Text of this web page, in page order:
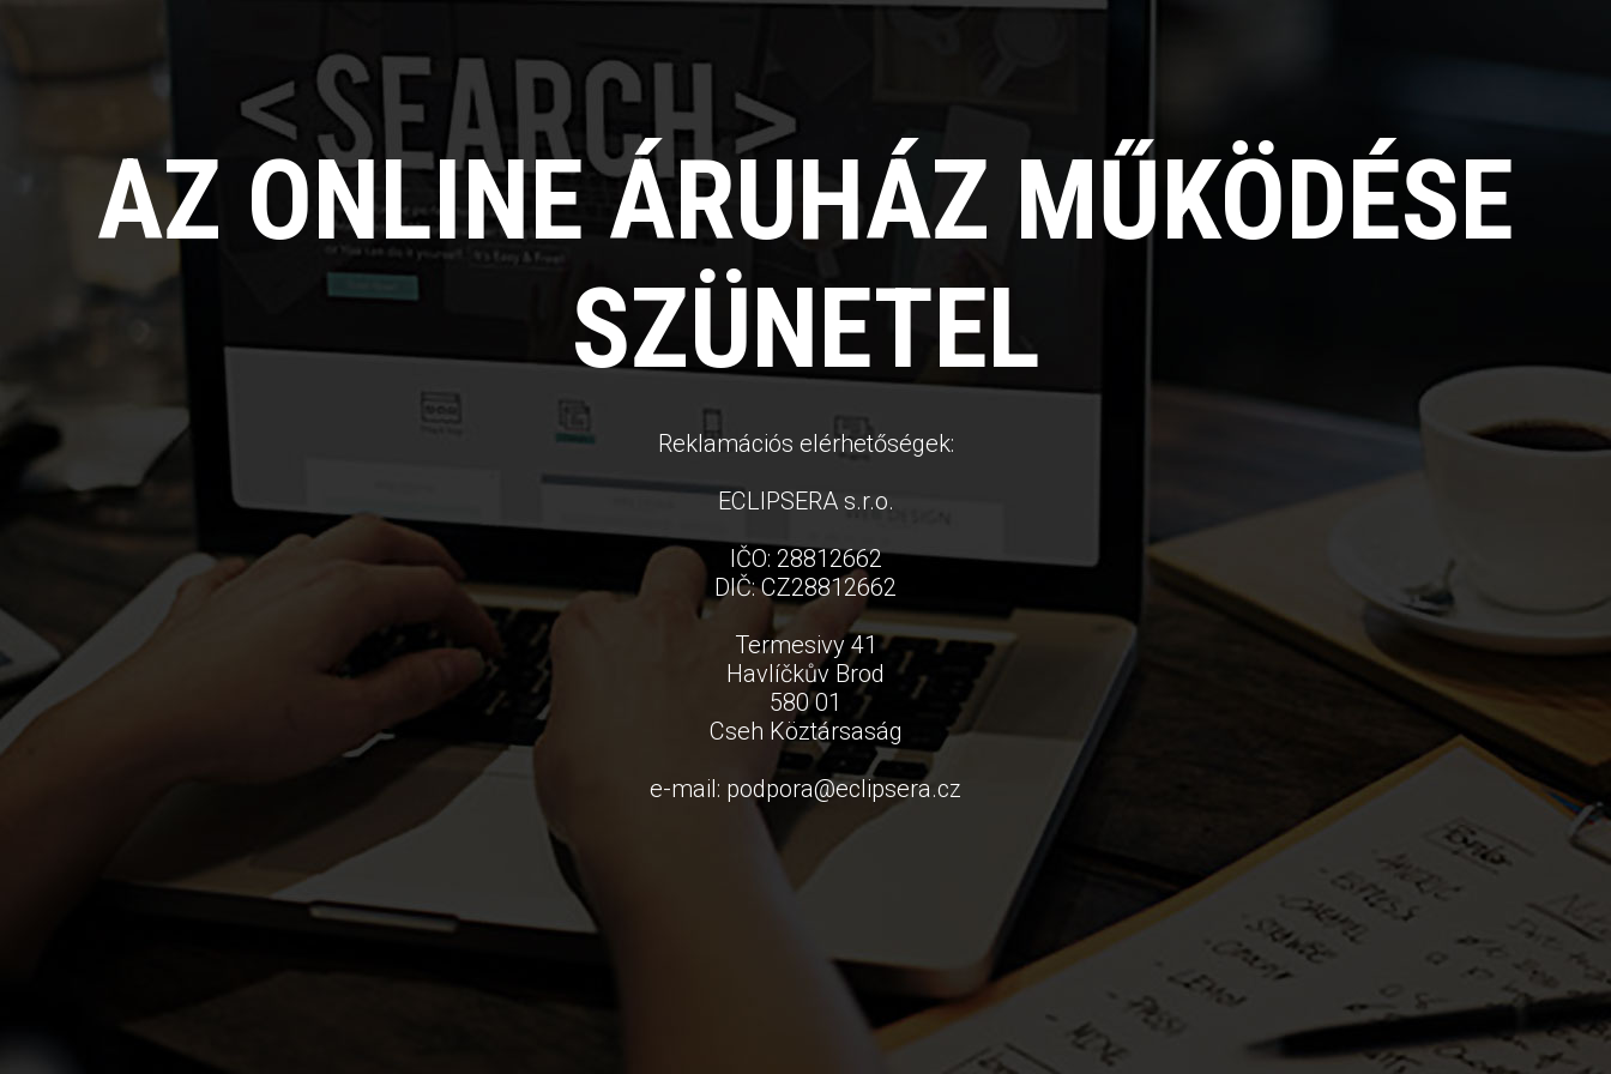
AZ ONLINE ÁRUHÁZ MŰKÖDÉSE
SZÜNETEL
Reklamációs elérhetőségek:
ECLIPSERA s.r.o.
IČO: 28812662
DIČ: CZ28812662
Termesivy 41
Havlíčkův Brod
580 01
Cseh Köztársaság
e-mail: podpora@eclipsera.cz